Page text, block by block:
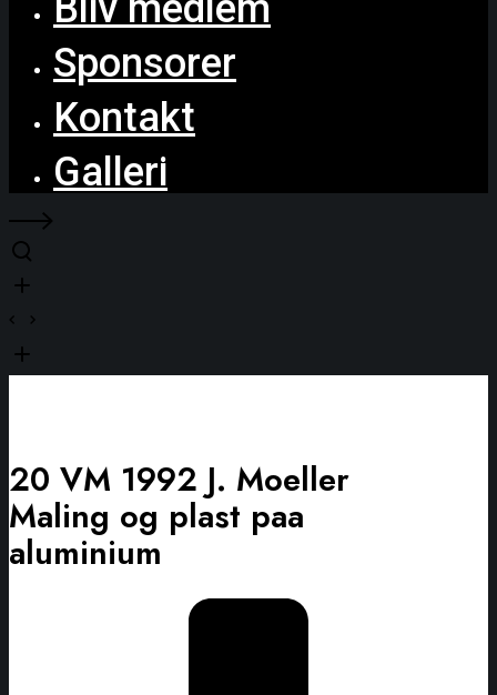
Sponsorer
Kontakt
Galleri
20 VM 1992 J. Moeller
Maling og plast paa
aluminium